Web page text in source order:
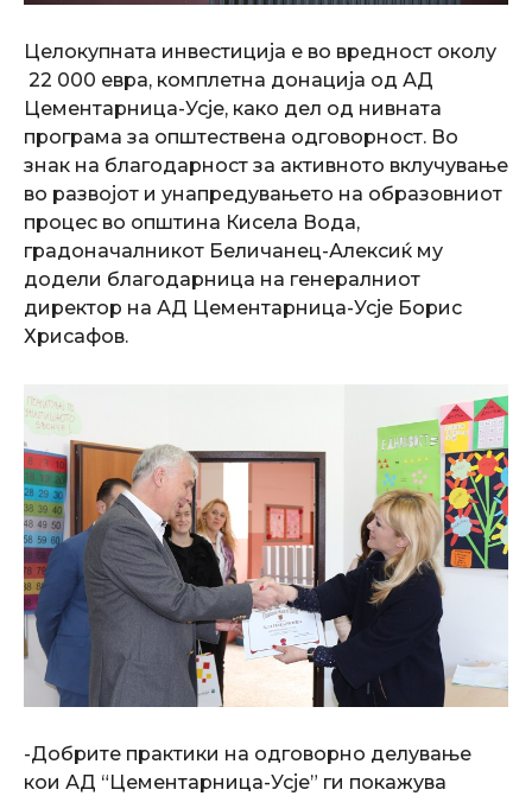
Целокупната инвестиција е во вредност околу
22 000 евра, комплетна донација од АД
Цементарница-Усје, како дел од нивната
програма за општествена одговорност. Во
знак на благодарност за активното вклучување
во развојот и унапредувањето на образовниот
процес во општина Кисела Вода,
градоначалникот Беличанец-Алексиќ му
додели благодарница на генералниот
директор на АД Цементарница-Усје Борис
Хрисафов.
-Добрите практики на одговорно делување
кои АД “Цементарница-Усје” ги покажува